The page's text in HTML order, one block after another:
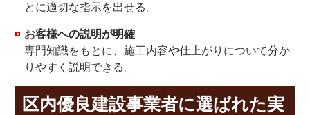
とに適切な指示を出せる。
お客様への説明が明確
専門知識をもとに、施工内容や仕上がりについて分か
りやすく説明できる。
区内優良建設事業者に選ばれた実